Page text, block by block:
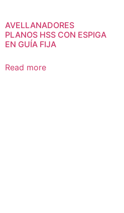
AVELLANADORES
PLANOS HSS CON ESPIGA
EN GUÍA FIJA
Read more